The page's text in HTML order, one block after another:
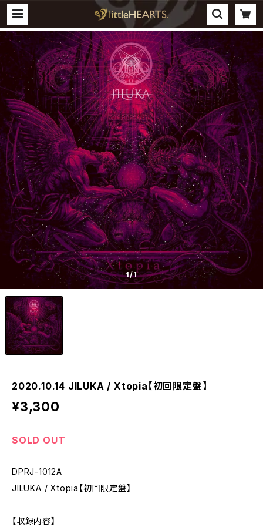
1/1
2020.10.14 JILUKA / Xtopia【初回限定盤】
¥3,300
SOLD OUT
DPRJ-1012A
JILUKA / Xtopia【初回限定盤】
【収録内容】